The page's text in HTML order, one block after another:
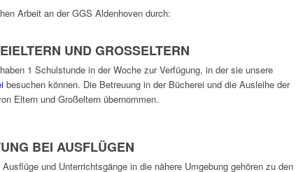
Arbeit an der GGS Aldenhoven durch:
UND GROSSELTERN
1 Schulstunde in der Woche zur Verfügung, in der sie unsere
besuchen können. Die Betreuung in der Bücherei und die Ausleihe der
Eltern und Großeltern übernommen.
BEI AUSFLÜGEN
und Unterrichtsgänge in die nähere Umgebung gehören zu den